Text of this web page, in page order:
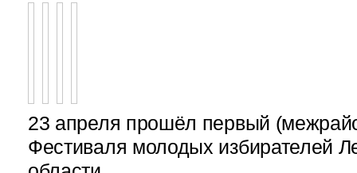
23 апреля прошёл первый
Фестиваля молодых избирателей